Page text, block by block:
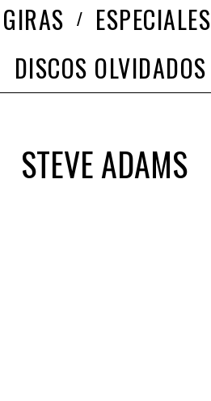
GIRAS ESPECIALES
DISCOS OLVIDADOS
STEVE ADAMS